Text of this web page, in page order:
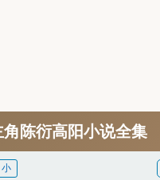
角陈衍高阳小说全集
小